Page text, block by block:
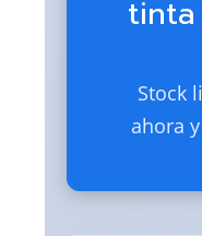
Stock
ahora